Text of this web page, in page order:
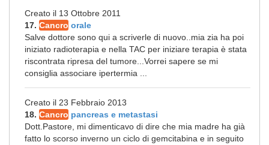
Creato il 13 Ottobre 2011
17. Cancro orale
Salve dottore sono qui a scriverle di nuovo..mia zia ha poi
iniziato radioterapia e nella TAC per iniziare terapia è stata
riscontrata ripresa del tumore...Vorrei sapere se mi
consiglia associare ipertermia ...
Creato il 23 Febbraio 2013
18. Cancro pancreas e metastasi
Dott.Pastore, mi dimenticavo di dire che mia madre ha già
fatto lo scorso inverno un ciclo di gemcitabina e in seguito